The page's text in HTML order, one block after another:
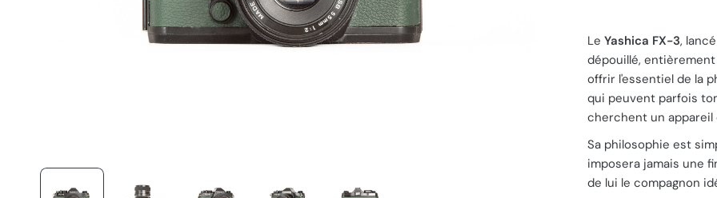
LeYashica FX-3,
dépouillé,
offrir l'essentiel de la
qui peuvent parfois
cherchent un
Sa philosophie est
imposera jamais une
de lui le compagnon